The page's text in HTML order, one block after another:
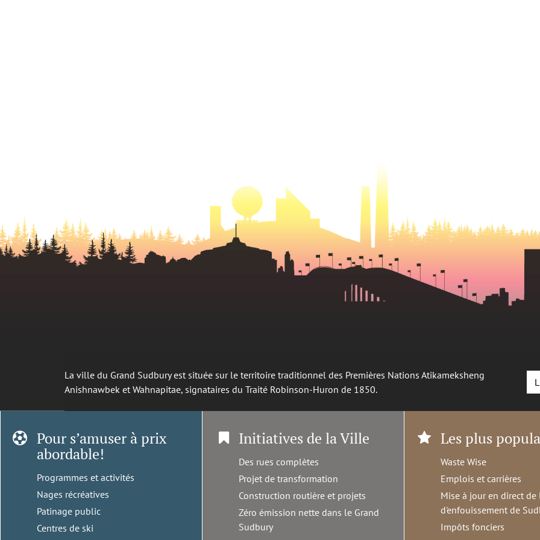
La ville du Grand Sudbury est située sur le territoire traditionnel des Premières Nations Atikameksheng
Anishnawbek et Wahnapitae, signataires du Traité Robinson-Huron de 1850.
Pour s’amuser à prix
abordable!
Programmes et activités
Nages récréatives
Patinage public
Centres de ski
Initiatives de la Ville
Des rues complètes
Projet de transformation
Construction routière et projets
Zéro émission nette dans le Grand
Sudbury
Les plus
Waste Wise
Emplois et carrières
Mise à jour en direct de
d'enfouissement de
Impôts fonciers